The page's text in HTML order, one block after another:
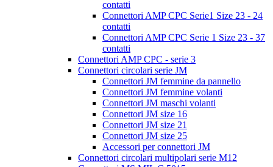
contatti
Connettori AMP CPC Serie1 Size 23 - 24
contatti
Connettori AMP CPC Serie 1 Size 23 - 37
contatti
Connettori AMP CPC - serie 3
Connettori circolari serie JM
Connettori JM femmine da pannello
Connettori JM femmine volanti
Connettori JM maschi volanti
Connettori JM size 16
Connettori JM size 21
Connettori JM size 25
Accessori per connettori JM
Connettori circolari multipolari serie M12